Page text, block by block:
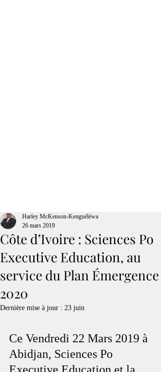
Côte d’Ivoire : Sciences Po
Executive Education, au
service du Plan Émergence
2020
Harley McKenson-Kenguéléwa
26 mars 2019
Dernière mise à jour : 23 juin
Ce Vendredi 22 Mars 2019 à
Abidjan, Sciences Po